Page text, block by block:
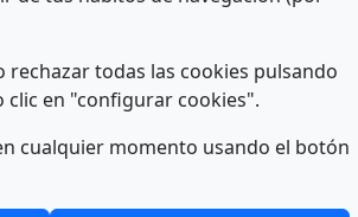
rechazar todas las cookies pulsando
en "configurar cookies".
cualquier momento usando el botón